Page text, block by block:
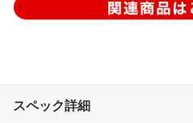
スペック詳細